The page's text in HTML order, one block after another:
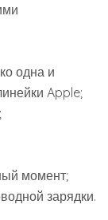
одна и
Apple;
момент;
зарядки.